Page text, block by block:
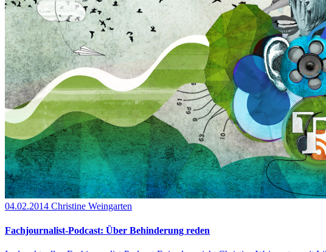
04.02.2014 Christine Weingarten
Fachjournalist-Podcast: Über Behinderung reden